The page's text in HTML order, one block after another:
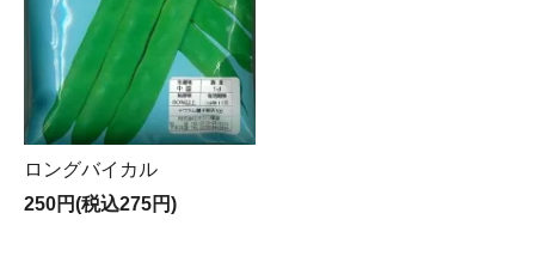
ロングバイカル
250円(税込275円)